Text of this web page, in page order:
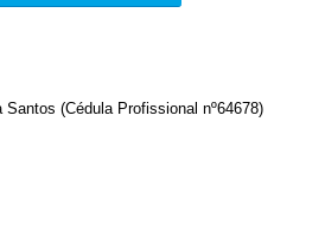
Santos (Cédula Profissional nº64678)